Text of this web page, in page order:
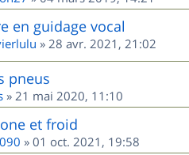
en guidage vocal
» 28 avr. 2021, 21:02
pneus
» 21 mai 2020, 11:10
et froid
» 01 oct. 2021, 19:58